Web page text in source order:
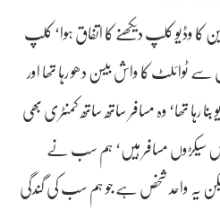
وڈیو کلپ دیکھنے کا اتفاق ہوا‘ کلپ
کا واش بیسن دھو رہا تھا اور
رہا تھا‘ وہ مسافر ساتھ ساتھ کمنٹری بھی
میں سیکڑوں مسافر ہیں‘ ہم سب نے
یہ واحد شخص ہے جو ہم سب کی گندگی